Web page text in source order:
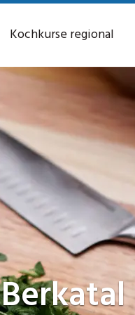
Kochkurse regional
Berkatal